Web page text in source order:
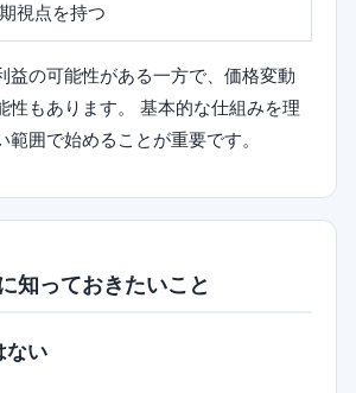
視点を持つ
益の可能性がある一方で、価格変動
性もあります。 基本的な仕組みを理
囲で始めることが重要です。
知っておきたいこと
ない